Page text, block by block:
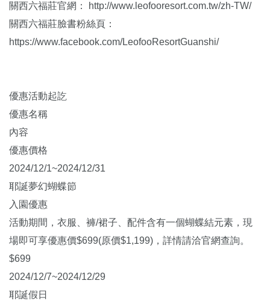
關西六福莊官網： http://www.leofooresort.com.tw/zh-TW/
關西六福莊臉書粉絲頁：
https://www.facebook.com/LeofooResortGuanshi/
優惠活動起訖
優惠名稱
內容
優惠價格
2024/12/1~2024/12/31
耶誕夢幻蝴蝶節
入園優惠
活動期間，衣服、褲/裙子、配件含有一個蝴蝶結元素，現
場即可享優惠價$699(原價$1,199)，詳情請洽官網查詢。
$699
2024/12/7~2024/12/29
耶誕假日